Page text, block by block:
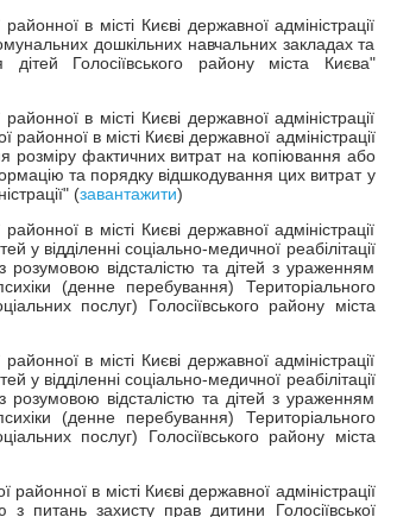
в місті Києві державної адміністрації
дошкільних навчальних закладах та
Голосіївського району міста Києва"
в місті Києві державної адміністрації
в місті Києві державної адміністрації
фактичних витрат на копіювання або
та порядку відшкодування цих витрат у
(завантажити)
в місті Києві державної адміністрації
у відділенні соціально-медичної реабілітації
відсталістю та дітей з ураженням
(денне перебування) Територіального
послуг) Голосіївського району міста
в місті Києві державної адміністрації
у відділенні соціально-медичної реабілітації
відсталістю та дітей з ураженням
(денне перебування) Територіального
послуг) Голосіївського району міста
в місті Києві державної адміністрації
захисту прав дитини Голосіївської